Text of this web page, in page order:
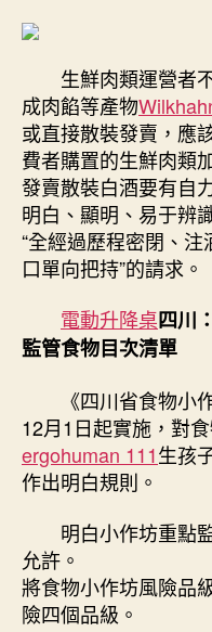
生鮮肉類運營者
成肉餡等產物
或直接散裝發賣，應
費者購置的生鮮肉類
發賣散裝白酒要有自
明白、顯明、易于辨
“全經過歷程密閉、注
口單向把持”的請求。
電動升降桌四川
監管食物目次清單
《四川省食物小
12月1日起實施，對
ergohuman 111生孩
作出明白規則。
明白小作坊重點
允許。
將食物小作坊風險品
險四個品級。